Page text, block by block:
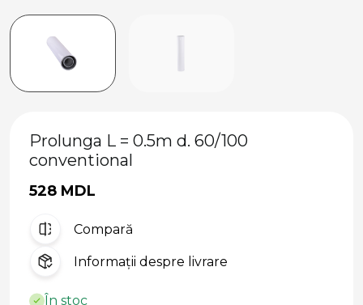
Prolunga L = 0.5m d. 60/100
conventional
528 MDL
Compară
Informații despre livrare
În stoc